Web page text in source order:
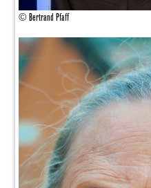
© Bertrand Pfaff